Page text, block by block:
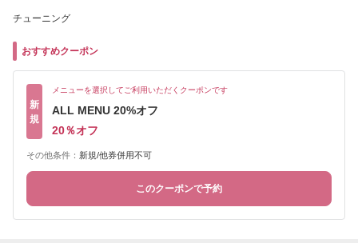
チューニング
おすすめクーポン
新
規
メニューを選択してご利用いただくクーポンです
ALL MENU 20%オフ
20％オフ
その他条件： 新規/他券併用不可
このクーポンで予約